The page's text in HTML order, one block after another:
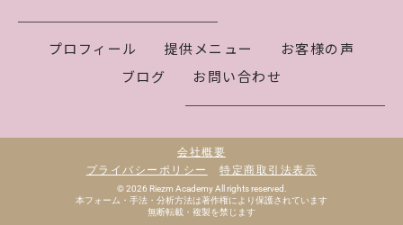
プロフィール 提供メニュー
お客様の声
ブログ
お問い合わせ
会社概要
プライバシーポリシー
特定商取引法表示
© 2026 Riezm Academy All rights reserved.
本フォーム・手法・分析方法は著作権により保護されています
無断転載・複製を禁じます